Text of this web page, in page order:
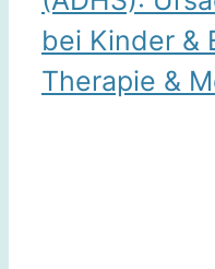
bei Kinder &
Therapie &